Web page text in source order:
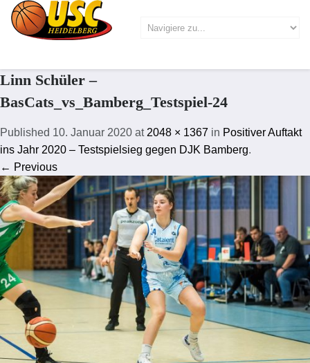
Linn Schüler –
BasCats_vs_Bamberg_Testspiel-24
Published 10. Januar 2020 at 2048 × 1367 in Positiver Auftakt
ins Jahr 2020 – Testspielsieg gegen DJK Bamberg.
← Previous